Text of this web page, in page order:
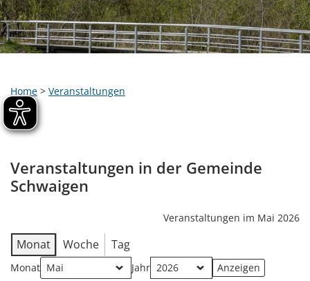
Home > Veranstaltungen
Veranstaltungen in der Gemeinde
Schwaigen
Veranstaltungen im Mai 2026
Monat Woche Tag
Monat Jahr